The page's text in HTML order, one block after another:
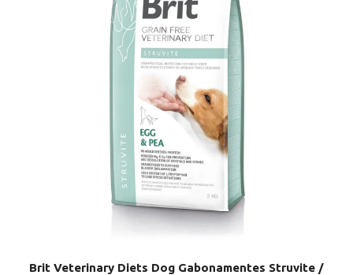
Brit Veterinary Diets Dog Gabonamentes Struvite /